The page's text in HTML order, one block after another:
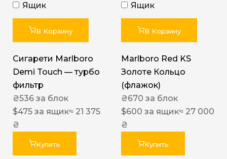
Ящик
В Корзину
Сигарети Marlboro
Demi Touch — турбо
фильтр
₴536 за блок
$475 за ящик≈ 21 375
₴
Купить
Ящик
В Корзину
Marlboro Red KS
Золоте Кольцо
(флажок)
₴670 за блок
$600 за ящик≈ 27 000
₴
Купить